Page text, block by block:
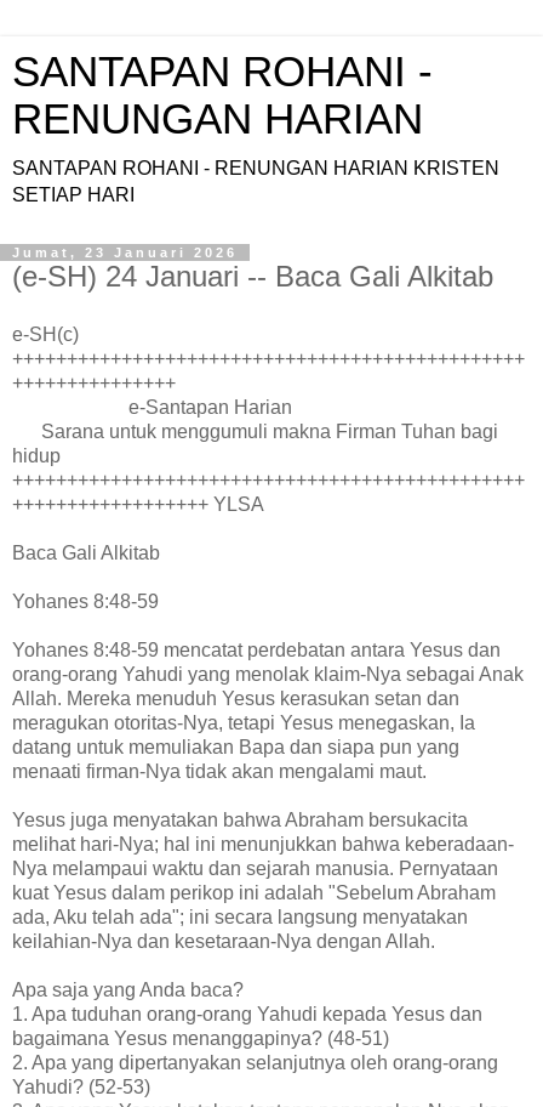
SANTAPAN ROHANI -
RENUNGAN HARIAN
SANTAPAN ROHANI - RENUNGAN HARIAN KRISTEN
SETIAP HARI
Jumat, 23 Januari 2026
(e-SH) 24 Januari -- Baca Gali Alkitab
e-SH(c)
+++++++++++++++++++++++++++++++++++++++++++++++
+++++++++++++++
e-Santapan Harian
Sarana untuk menggumuli makna Firman Tuhan bagi
hidup
+++++++++++++++++++++++++++++++++++++++++++++++
++++++++++++++++++ YLSA
Baca Gali Alkitab
Yohanes 8:48-59
Yohanes 8:48-59 mencatat perdebatan antara Yesus dan
orang-orang Yahudi yang menolak klaim-Nya sebagai Anak
Allah. Mereka menuduh Yesus kerasukan setan dan
meragukan otoritas-Nya, tetapi Yesus menegaskan, Ia
datang untuk memuliakan Bapa dan siapa pun yang
menaati firman-Nya tidak akan mengalami maut.
Yesus juga menyatakan bahwa Abraham bersukacita
melihat hari-Nya; hal ini menunjukkan bahwa keberadaan-
Nya melampaui waktu dan sejarah manusia. Pernyataan
kuat Yesus dalam perikop ini adalah "Sebelum Abraham
ada, Aku telah ada"; ini secara langsung menyatakan
keilahian-Nya dan kesetaraan-Nya dengan Allah.
Apa saja yang Anda baca?
1. Apa tuduhan orang-orang Yahudi kepada Yesus dan
bagaimana Yesus menanggapinya? (48-51)
2. Apa yang dipertanyakan selanjutnya oleh orang-orang
Yahudi? (52-53)